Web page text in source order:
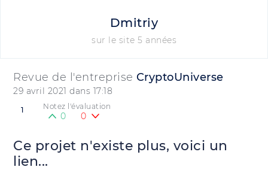
Revue de l'entreprise CryptoUniverse
29 avril 2021 dans 17:18
1 Notez l'évaluation
0 0
Ce projet n'existe plus, voici un
lien...
Dmitriy
sur le site 5 années